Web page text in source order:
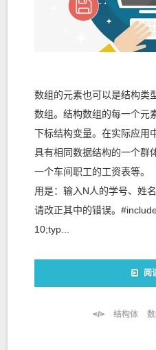
数组的元素也可以是结构类
数组。结构数组的每一个元
下标结构变量。在实际应用
具有相同数据结构的一个群
一个车间职工的工资表等。
用是：输入N人的学号、姓
请改正其中的错误。
10;typ...
阅
结构体